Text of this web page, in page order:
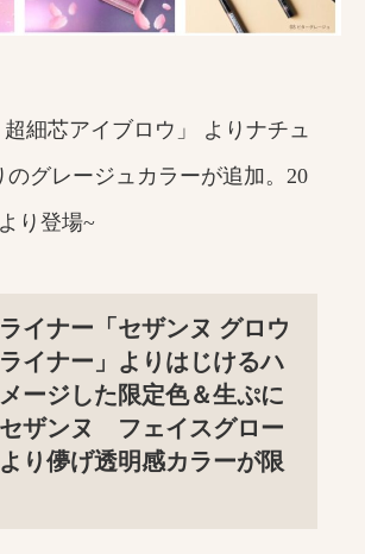
細芯アイブロウ」 よりナチュ
のグレージュカラーが追加。20
り登場~
イナー「セザンヌ グロウ
イナー」よりはじけるハ
ージした限定色＆生ぷに
ザンヌ フェイスグロー
り儚げ透明感カラーが限